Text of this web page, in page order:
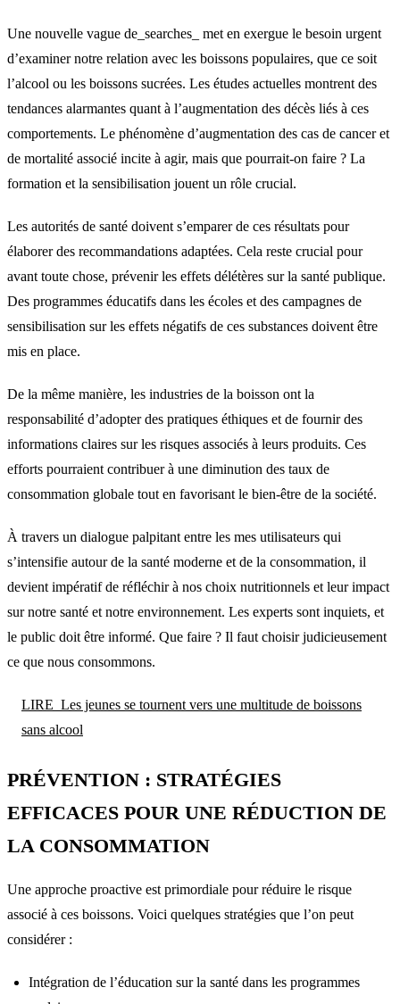
Une nouvelle vague de_searches_ met en exergue le besoin urgent
d’examiner notre relation avec les boissons populaires, que ce soit
l’alcool ou les boissons sucrées. Les études actuelles montrent des
tendances alarmantes quant à l’augmentation des décès liés à ces
comportements. Le phénomène d’augmentation des cas de cancer et
de mortalité associé incite à agir, mais que pourrait-on faire ? La
formation et la sensibilisation jouent un rôle crucial.
Les autorités de santé doivent s’emparer de ces résultats pour
élaborer des recommandations adaptées. Cela reste crucial pour
avant toute chose, prévenir les effets délétères sur la santé publique.
Des programmes éducatifs dans les écoles et des campagnes de
sensibilisation sur les effets négatifs de ces substances doivent être
mis en place.
De la même manière, les industries de la boisson ont la
responsabilité d’adopter des pratiques éthiques et de fournir des
informations claires sur les risques associés à leurs produits. Ces
efforts pourraient contribuer à une diminution des taux de
consommation globale tout en favorisant le bien-être de la société.
À travers un dialogue palpitant entre les mes utilisateurs qui
s’intensifie autour de la santé moderne et de la consommation, il
devient impératif de réfléchir à nos choix nutritionnels et leur impact
sur notre santé et notre environnement. Les experts sont inquiets, et
le public doit être informé. Que faire ? Il faut choisir judicieusement
ce que nous consommons.
LIRE Les jeunes se tournent vers une multitude de boissons
sans alcool
PRÉVENTION : STRATÉGIES
EFFICACES POUR UNE RÉDUCTION DE
LA CONSOMMATION
Une approche proactive est primordiale pour réduire le risque
associé à ces boissons. Voici quelques stratégies que l’on peut
considérer :
Intégration de l’éducation sur la santé dans les programmes